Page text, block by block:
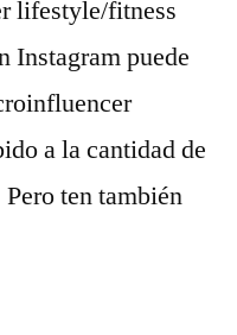
lifestyle/fitness
Instagram puede
a la cantidad de
ten también